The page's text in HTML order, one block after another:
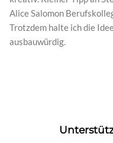
Alice Salomon
Trotzdem halte ich die
ausbauwürdig.